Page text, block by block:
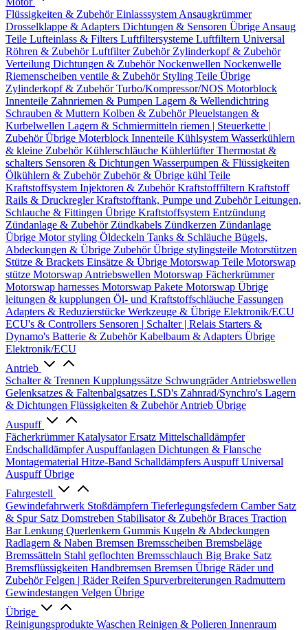
Flüssigkeiten & ZubehörEinlasssystem Ansaugkrümmer
Drosselklappe & Adapters Dichtungen & Sensoren Übrige Ansaug
Teile Lufteinlass & Filters Luftfiltersysteme Luftfiltern Universal
Röhren & ZubehörLuftfilter Zubehör Zylinderkopf & Zubehör
Verteilung Dichtungen & ZubehörNockenwellen Nockenwelle
Riemenscheiben ventile & Zubehör Styling Teile Übrige
Zylinderkopf & ZubehörTurbo/Kompressor/NOS Motorblock
Innenteile Zahnriemen & Pumpen Lagern & Wellendichtring
Schrauben & Muttern Kolben & ZubehörPleuelstangen &
Kurbelwellen Lagern & Schmiermitteln riemen | Steuerkette |
ZubehörÜbrige Moterblock Innenteile Kühlsystem Wasserkühlern
& kleine ZubehörKühlerschläuche KühlerlüfterThermostat &
schalters Sensoren & Dichtungen Wasserpumpen & Flüssigkeiten
Ölkühlern & Zubehör Zubehör & Übrige kühl Teile
Kraftstoffsystem Injektoren & ZubehörKraftstofffiltern Kraftstoff
Rails & DruckreglerKraftstofftank, Pumpe und ZubehörLeitungen,
Schlauche & Fittingen Übrige Kraftstoffsystem Entzündung
Zündanlage & Zubehör Zündkabels Zündkerzen Zündanlage
Übrige Motor styling Öldeckeln Tanks & Schläuche Bügels,
Abdeckungen & Übrige ZubehörÜbrige stylingsteile Motorstützen
Stütze & Brackets Einsätze & Übrige Motorswap Teile Motorswap
stütze Motorswap Antriebswellen Motorswap Fächerkrümmer
Motorswap harnesses Motorswap Pakete Motorswap Übrige
leitungen & kupplungen Öl- und Kraftstoffschläuche Fassungen
Adapters & Reduzierstücke Werkzeuge & Übrige Elektronik/ECU
ECU's & Controllers Sensoren | Schalter | Relais Starters &
Dynamo's Batterie & ZubehörKabelbaum & Adapters Übrige
Elektronik/ECU
Antrieb
Schalter & Trennen Kupplungssätze SchwungräderAntriebswellen
Gelenksatzes & Faltenbalgsatzes LSD's Zahnrad/Synchro's Lagern
& Dichtungen Flüssigkeiten & ZubehörAntrieb Übrige
Auspuff
FächerkrümmerKatalysator Ersatz Mittelschalldämpfer
EndschalldämpferAuspuffanlagen Dichtungen & Flansche
Montagematerial Hitze-Band Schalldämpfers Auspuff Universal
Auspuff Übrige
Fahrgestell
Gewindefahrwerk Stoßdämpfern Tieferlegungsfedern Camber Satz
& Spur Satz Domstreben Stabilisator & ZubehörBraces Traction
BarLenkung Querlenkern Gummis Kugeln & Abdeckungen
Radlagern & Naben Bremsen Bremsscheiben Bremsbeläge
Bremssätteln Stahl geflochten Bremsschlauch Big Brake Satz
Bremsflüssigkeiten Handbremsen Bremsen Übrige Räder und
ZubehörFelgen | RäderReifen Spurverbreiterungen Radmuttern
Gewindestangen Velgen Übrige
Übrige
Reinigungsprodukte Waschen Reinigen & Polieren Innenraum